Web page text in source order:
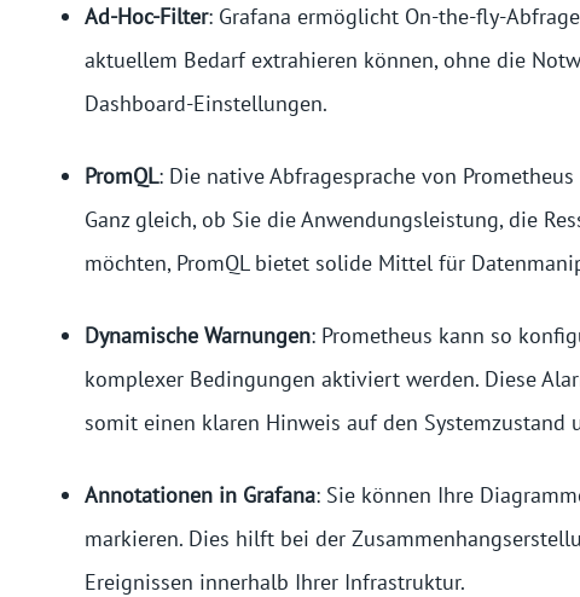
Ad-Hoc-Filter: Grafana ermöglicht On-the-fly-
aktuellem Bedarf extrahieren können, ohne die
Dashboard-Einstellungen.
PromQL: Die native Abfragesprache von
Ganz gleich, ob Sie die Anwendungsleistung, die
möchten, PromQL bietet solide Mittel für
Dynamische Warnungen: Prometheus kann so
komplexer Bedingungen aktiviert werden. Diese
somit einen klaren Hinweis auf den
Annotationen in Grafana: Sie können Ihre
markieren. Dies hilft bei der
Ereignissen innerhalb Ihrer Infrastruktur.